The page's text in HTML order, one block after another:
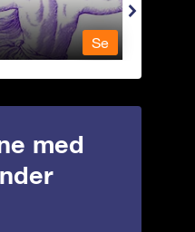
Se
med